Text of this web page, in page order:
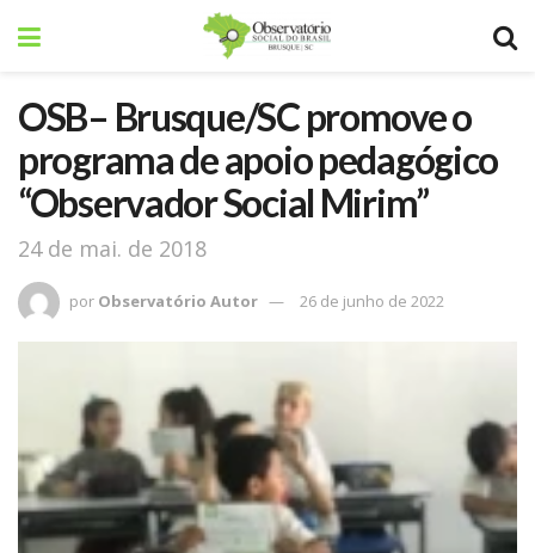
OSB– Brusque/SC promove o
programa de apoio pedagógico
“Observador Social Mirim”
24 de mai. de 2018
por Observatório Autor 26 de junho de 2022